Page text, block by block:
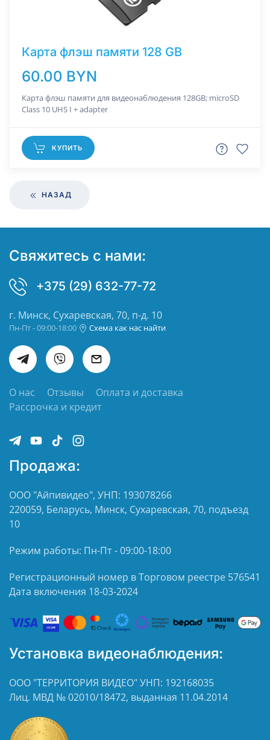
Карта флэш памяти 128 GB
60.00 BYN
Карта флэш памяти для видеонаблюдения 128GB; microSD
Class 10 UHS I + adapter
КУПИТЬ
НАЗАД
Свяжитесь с нами:
+375 (29) 632-77-72
г. Минск, Сухаревская, 70, п-д. 10
Пн-Пт - 09:00-18:00 Схема как нас найти
О нас Отзывы
Оплата и доставка
Рассрочка и кредит
Продажа:
ООО "Айпивидео", УНП: 193078266
220059, Беларусь, Минск, Сухаревская, 70, подъезд
10
Режим работы: Пн-Пт - 09:00-18:00
Регистрационный номер в Торговом реестре 576541
Дата включения 18-03-2024
Установка видеонаблюдения:
ООО "ТЕРРИТОРИЯ ВИДЕО" УНП: 192168035
Лиц. МВД № 02010/18472, выданная 11.04.2014